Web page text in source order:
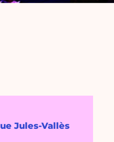
Jules-Vallès